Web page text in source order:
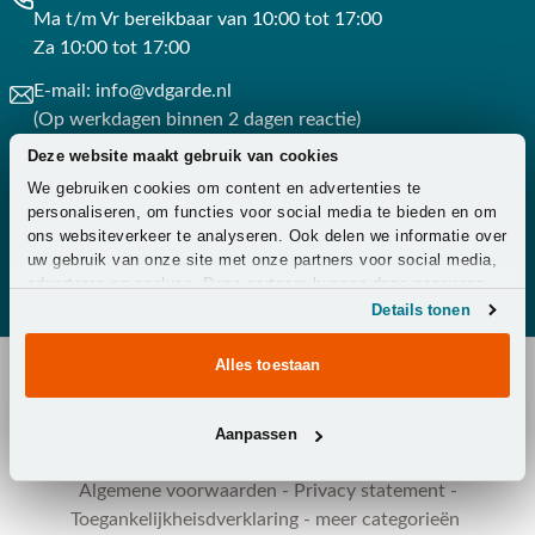
Deze website maakt gebruik van cookies
We gebruiken cookies om content en advertenties te
personaliseren, om functies voor social media te bieden en om
ons websiteverkeer te analyseren. Ook delen we informatie over
uw gebruik van onze site met onze partners voor social media,
adverteren en analyse. Deze partners kunnen deze gegevens
combineren met andere informatie die u aan ze heeft verstrekt
of die ze hebben verzameld op basis van uw gebruik van hun
Details tonen
Alles toestaan
Aanpassen
Ma t/m Vr bereikbaar van 10:00 tot 17:00
Za 10:00 tot 17:00
E-mail: info@vdgarde.nl
(Op werkdagen binnen 2 dagen reactie)
Whatsapp: 0488441220
(Op werkdagen binnen 3 uur reactie)
Contact
Copyright © 2026 - Van der Garde Tuinmeubelen -
Algemene voorwaarden - Privacy statement-
Toegankelijkheisdverklaring - meer categorieën